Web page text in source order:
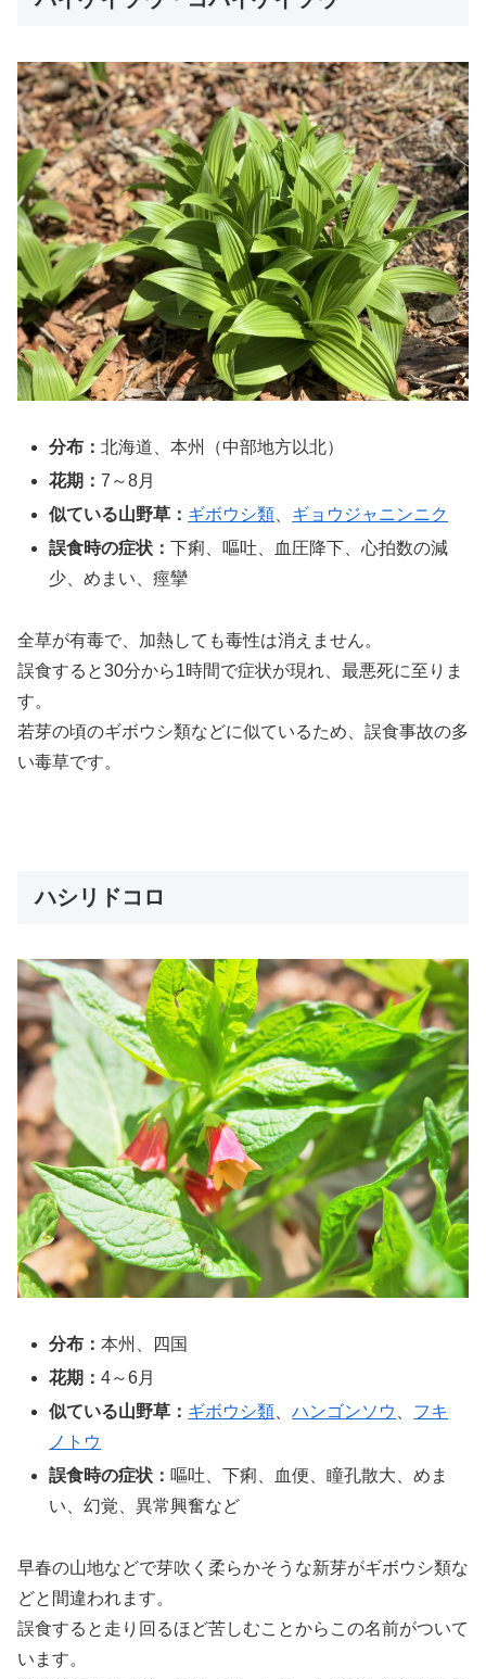
分布：北海道、本州（中部地方以北）
花期：7～8月
似ている山野草： ギボウシ類
ギョウジャニンニク
誤食時の症状：下痢、嘔吐、血圧降下、心拍数の減
少、めまい、痙攣
全草が有毒で、加熱しても毒性は消えません。
誤食すると30分から1時間で症状が現れ、最悪死に至りま
す。
若芽の頃のギボウシ類などに似ているため、誤食事故の多
い毒草です。
ハシリドコロ
分布：本州、四国
花期：4～6月
似ている山野草： ギボウシ類 、ハンゴンソウ
フキ
ノトウ
誤食時の症状： 嘔吐、下痢、血便、瞳孔散大、めま
い、幻覚、異常興奮など
早春の山地などで芽吹く柔らかそうな新芽がギボウシ類な
どと間違われます。
誤食すると走り回るほど苦しむことからこの名前がついて
います。